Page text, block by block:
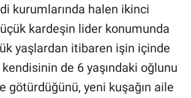
kurumlarında halen ikinci
kardeşin lider konumunda
yaşlardan itibaren işin içinde
de 6 yaşındaki oğlunu
götürdüğünü, yeni kuşağın aile